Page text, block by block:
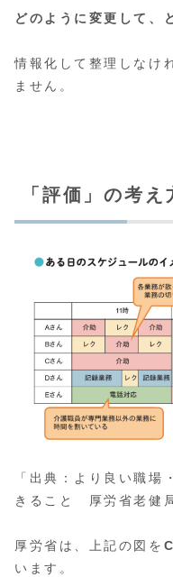
どのように変更して、
情報化して整理しなけ
ません。
「評価」の考え
「出典：より良い職
きること 厚労省老健
厚労省は、上記の図を
います。